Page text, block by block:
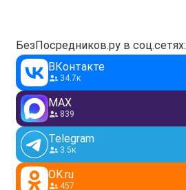
БезПосредников.ру в соц.сетях:
ВКонтакте
34.7к
MAX
839
Telegram
3.5к
OK.ru
457